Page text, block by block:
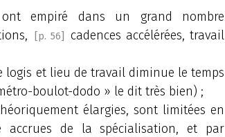
ont empiré dans un grand nombre
[p. 56]
cadences accélérées, travail
logis et lieu de travail diminue le temps
boulot-dodo » le dit très bien) ;
élargies, sont limitées en
accrues de la spécialisation, et par